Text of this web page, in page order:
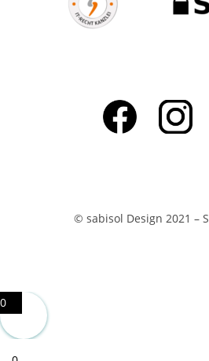
© sabisol Design 2021 –
0